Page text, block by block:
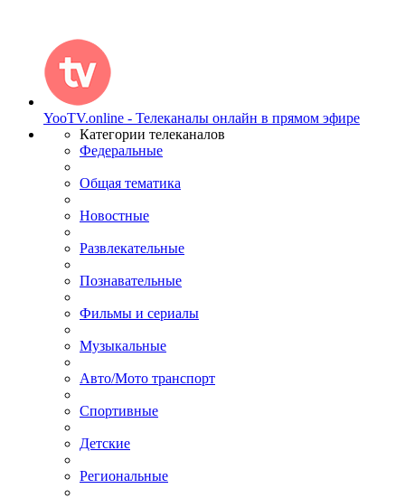
YooTV.online - Телеканалы онлайн в прямом эфире
Категории телеканалов
Федеральные
Общая тематика
Новостные
Развлекательные
Познавательные
Фильмы и сериалы
Музыкальные
Авто/Мото транспорт
Спортивные
Детские
Региональные